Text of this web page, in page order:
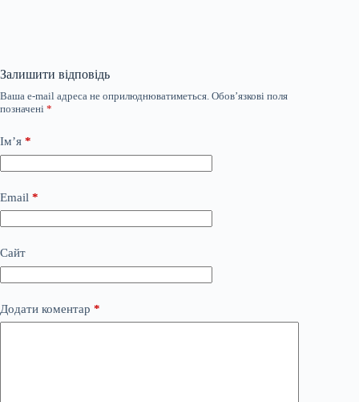
Залишити відповідь
Ваша e-mail адреса не оприлюднюватиметься. Обов’язкові поля
позначені *
Ім’я *
Email *
Сайт
Додати коментар *